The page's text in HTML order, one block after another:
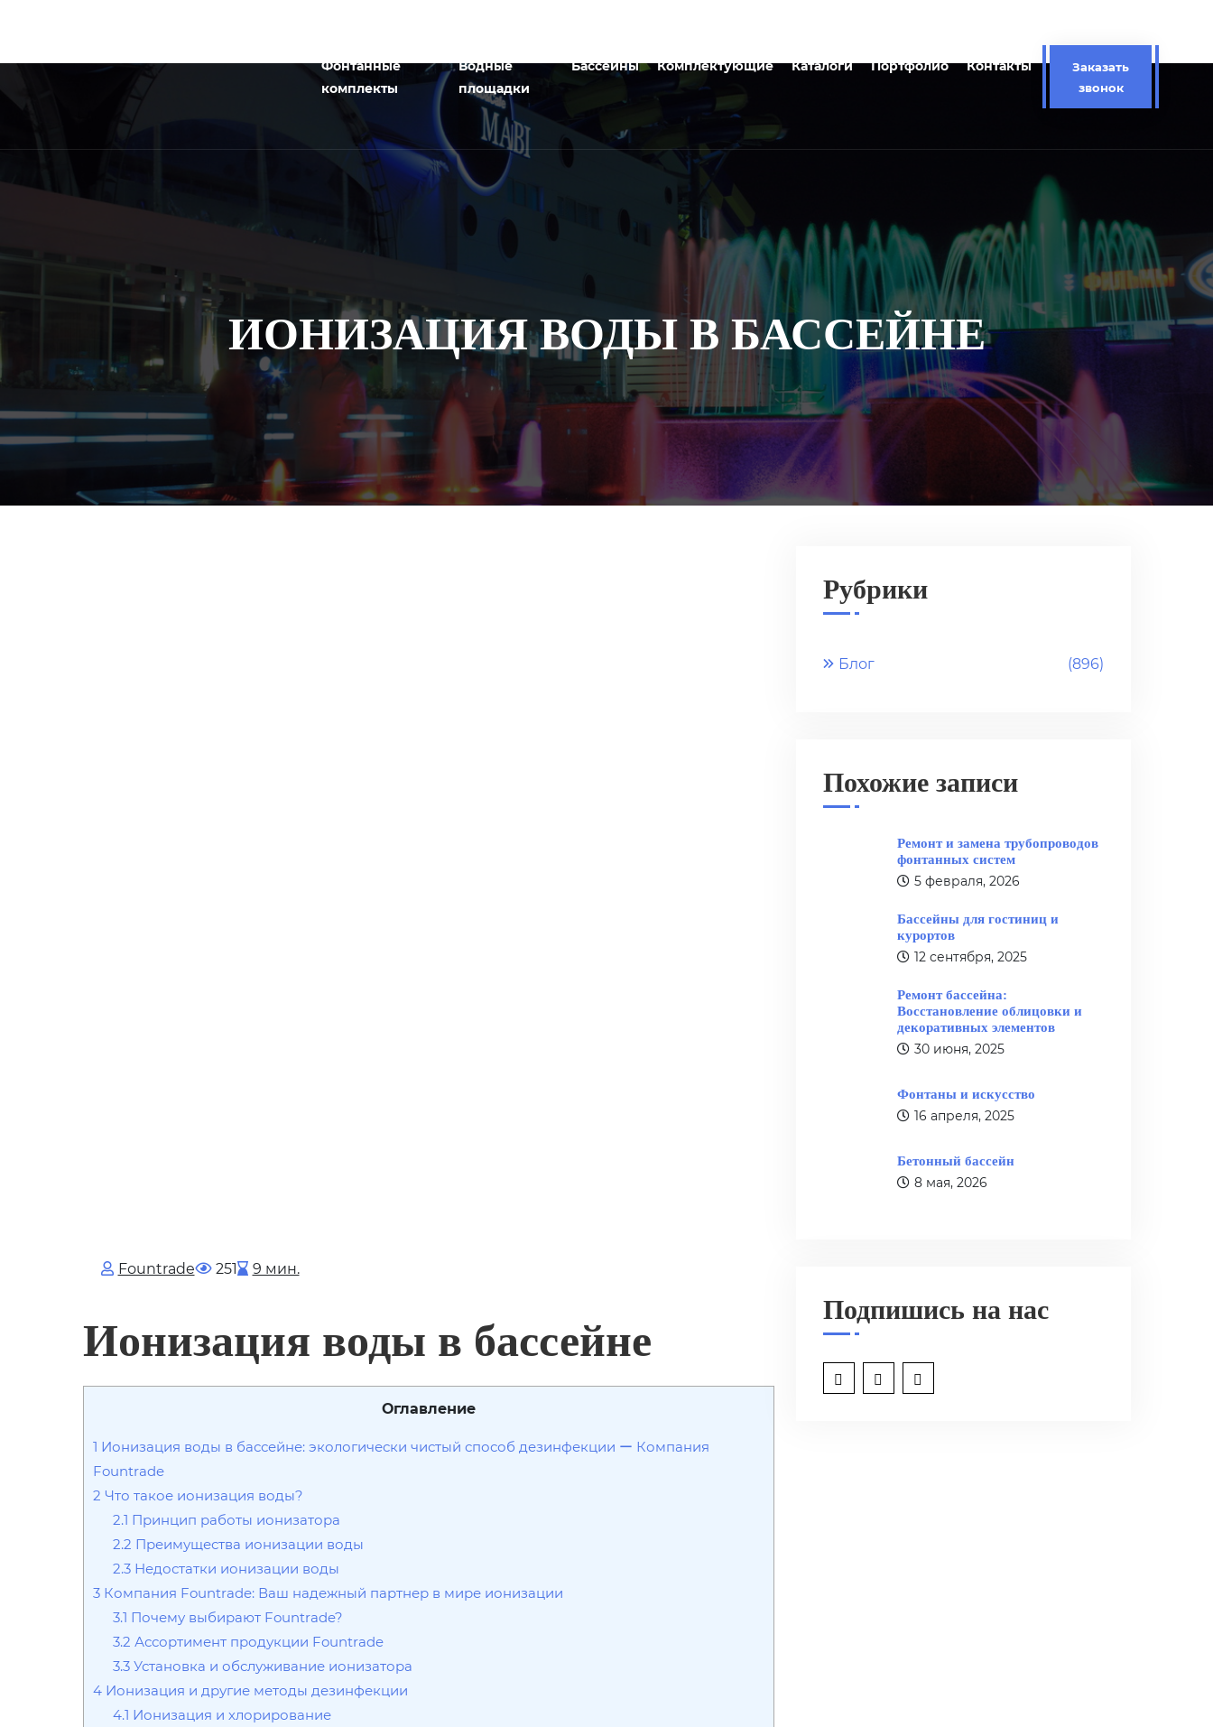
Фонтанные
комплекты
Водные
площадки
Бассейны Комплектующие Каталоги Портфолио Контакты
Заказать
звонок
ИОНИЗАЦИЯ ВОДЫ В БАССЕЙНЕ
Fоuntrade 251 9 мин.
Ионизация воды в бассейне
Оглавление
1 Ионизация воды в бассейне: экологически чистый способ дезинфекции ー Компания
Fountrade
2 Что такое ионизация воды?
2.1 Принцип работы ионизатора
2.2 Преимущества ионизации воды
2.3 Недостатки ионизации воды
3Компания Fountrade: Ваш надежный партнер в мире ионизации
3.1 Почему выбирают Fountrade?
3.2 Ассортимент продукции Fountrade
3.3 Установка и обслуживание ионизатора
4Ионизация и другие методы дезинфекции
4.1 Ионизация и хлорирование
Рубрики
Блог (896)
Похожие записи
Ремонт и замена трубопроводов
фонтанных систем
5 февраля, 2026
Бассейны для гостиниц и
курортов
12 сентября, 2025
Ремонт бассейна:
Восстановление облицовки и
декоративных элементов
30 июня, 2025
Фонтаны и искусство
16 апреля, 2025
Бетонный бассейн
8 мая, 2026
Подпишись на нас